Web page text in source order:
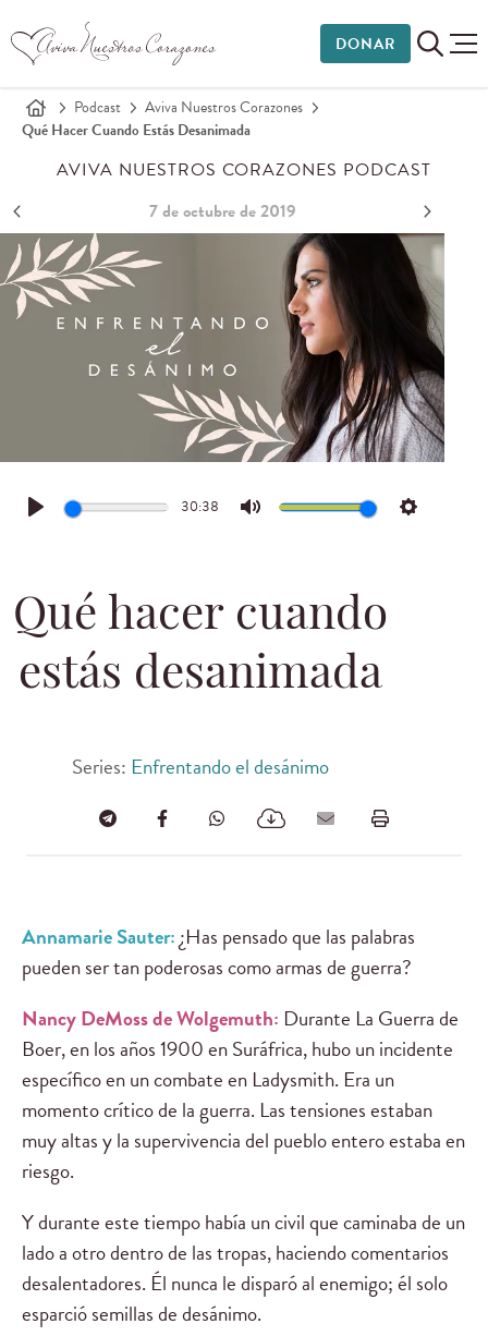
DONAR
Podcast
Aviva Nuestros Corazones
Qué Hacer Cuando Estás Desanimada
AVIVA NUESTROS CORAZONES PODCAST
7 de octubre de 2019
Play
30:38
Mute Settings
Qué hacer cuando
estás desanimada
Series: Enfrentando el desánimo
Annamarie Sauter:¿Has pensado que las palabras
pueden ser tan poderosas como armas de guerra?
Nancy DeMoss de Wolgemuth: Durante La Guerra de
Boer, en los años 1900 en Suráfrica, hubo un incidente
específico en un combate en Ladysmith. Era un
momento crítico de la guerra. Las tensiones estaban
muy altas y la supervivencia del pueblo entero estaba en
riesgo.
Y durante este tiempo había un civil que caminaba de un
lado a otro dentro de las tropas, haciendo comentarios
desalentadores. Él nunca le disparó al enemigo; él solo
esparció semillas de desánimo.